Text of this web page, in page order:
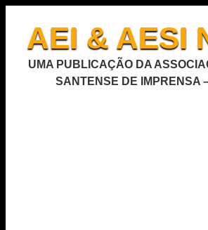
AEI & AESI
UMA PUBLICAÇÃO DA
SANTENSE DE IMPRENSA